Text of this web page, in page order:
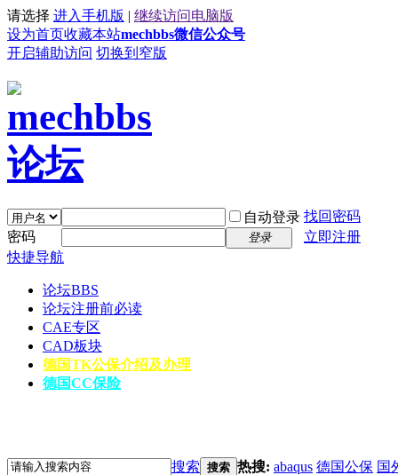
请选择 进入手机版 | 继续访问电脑版
设为首页收藏本站mechbbs微信公众号
开启辅助访问 切换到窄版
自动登录 找回密码
密码
登录
立即注册
快捷导航
论坛BBS
论坛注册前必读
CAE专区
CAD板块
德国TK公保介绍及办理
德国CC保险
搜索 搜索 热搜: abaqus 德国公保 国